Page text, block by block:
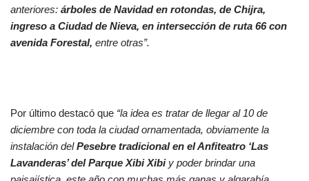
anteriores: árboles de Navidad en rotondas, de Chijra,
ingreso a Ciudad de Nieva, en intersección de ruta 66 con
avenida Forestal, entre otras”.
Por último destacó que “la idea es tratar de llegar al 10 de
diciembre con toda la ciudad ornamentada, obviamente la
instalación delPesebre tradicional en el Anfiteatro ‘Las
Lavanderas’ del Parque Xibi Xibiy poder brindar una